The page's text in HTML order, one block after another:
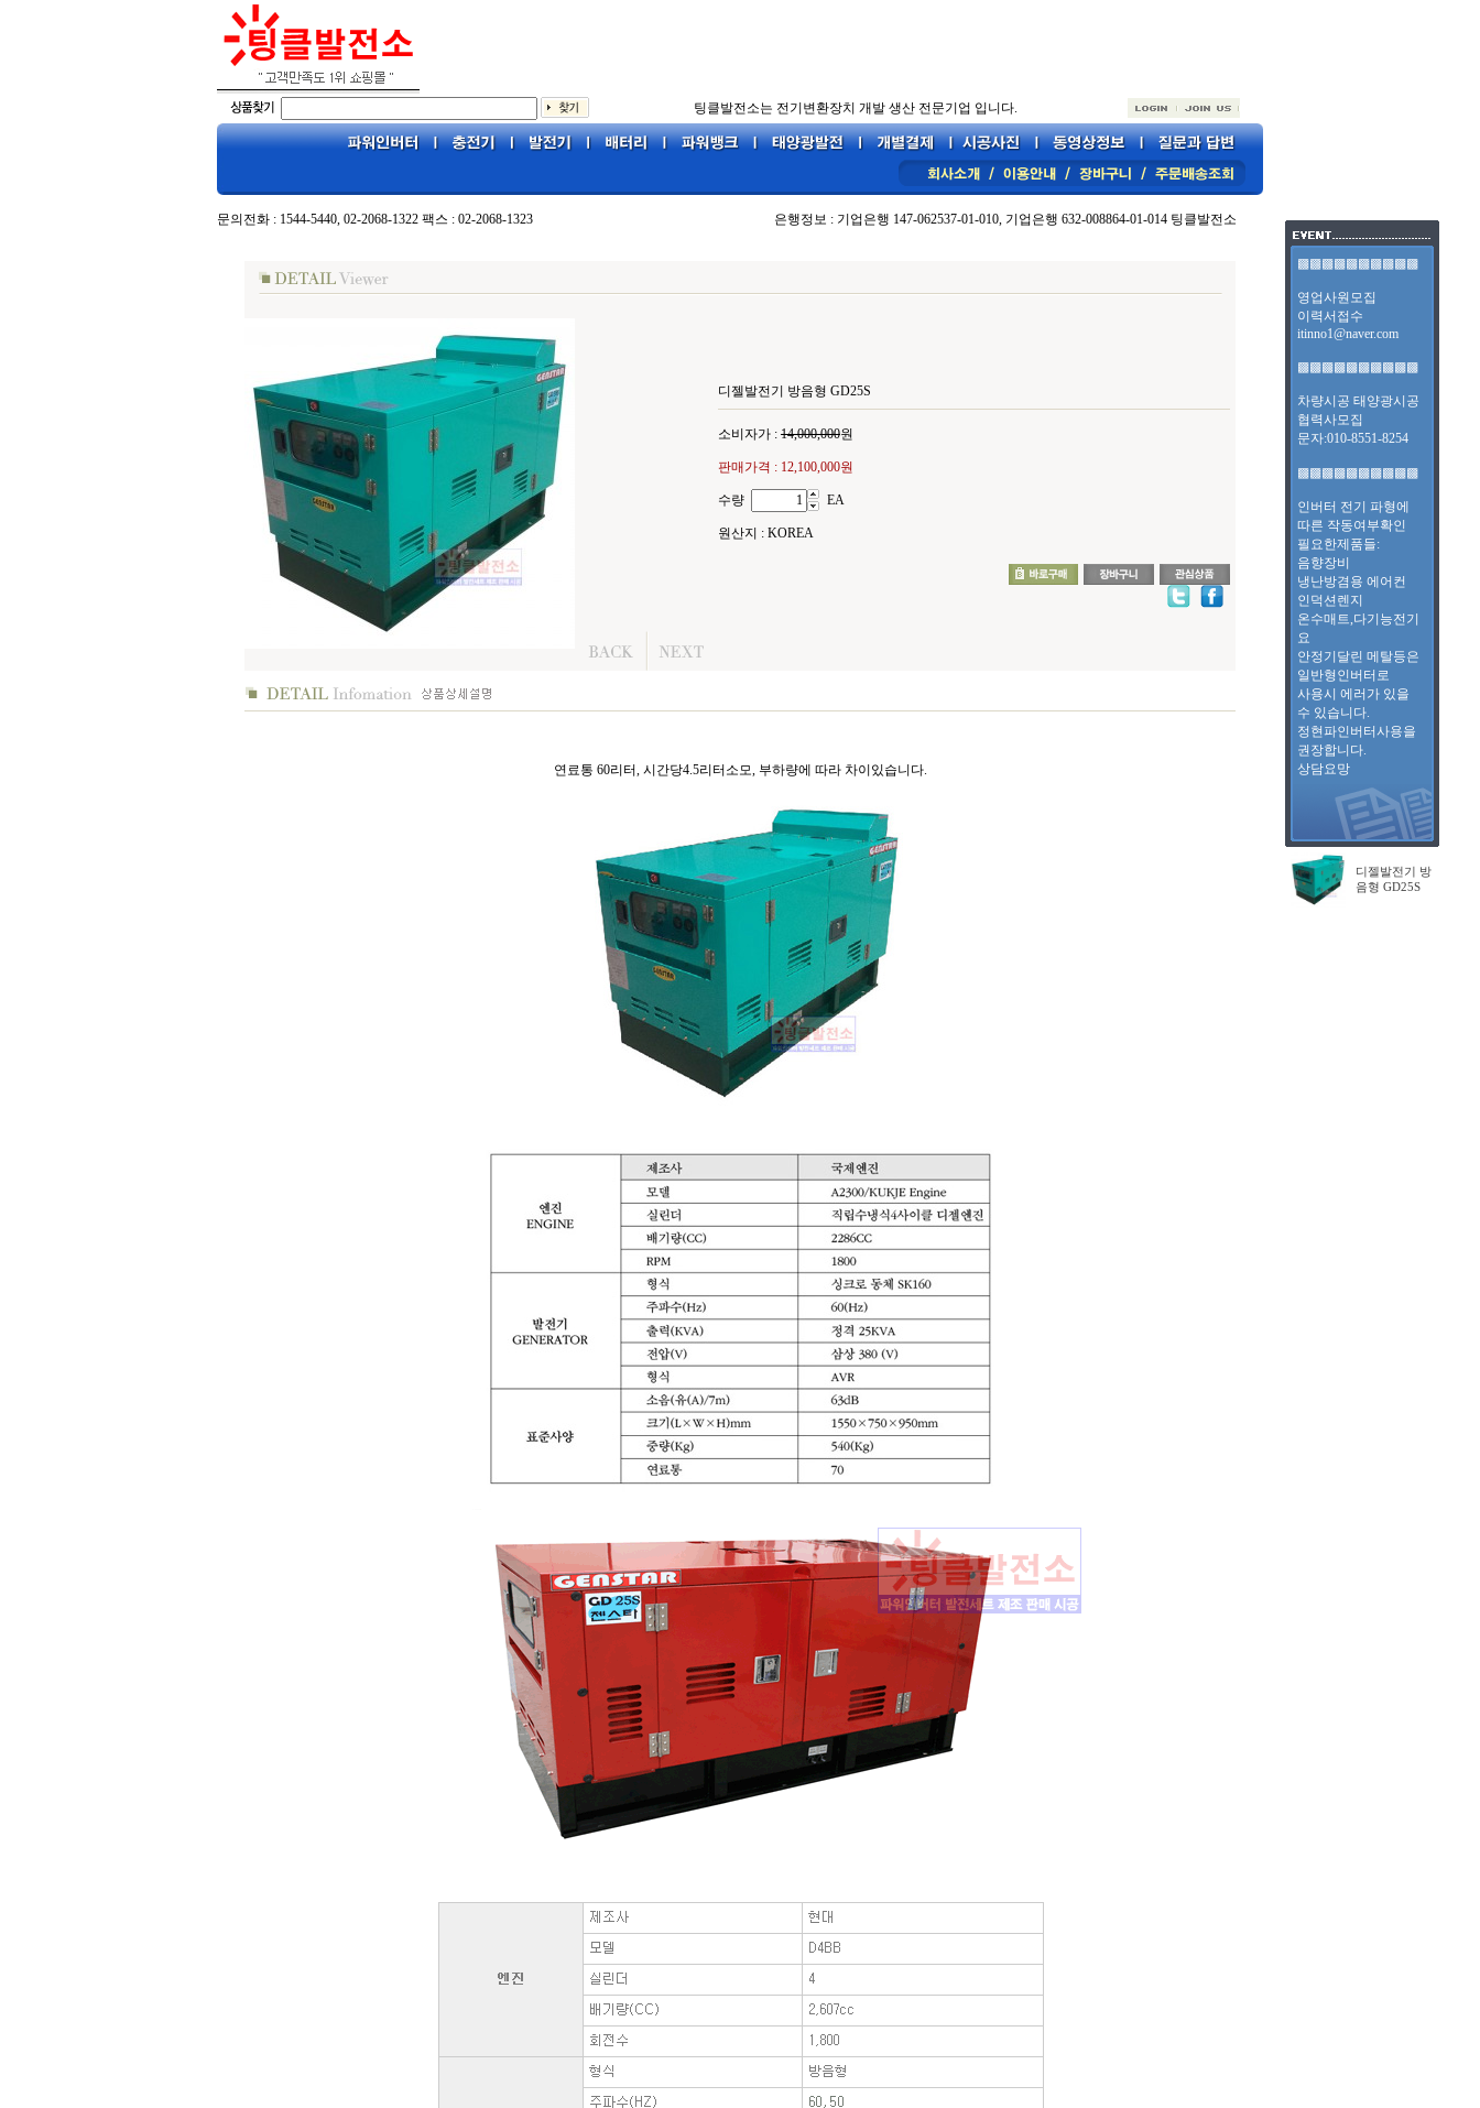
팅클발전소는 전기변환장치 개발 생산 전문기업 입니다.
문의전화 : 1544-5440, 02-2068-1322 팩스 : 02-2068-1323 은행정보 : 기업은행 147-062537-01-010, 기업은행 632-008864-01-014 팅클발전소
디젤발전기 방음형 GD25S
소비자가 : 14,000,000원
판매가격 : 12,100,000원
수량 EA
원산지 : KOREA
연료통 60리터, 시간당4.5리터소모, 부하량에 따라 차이있습니다.
▩▩▩▩▩▩▩▩▩▩
영업사원모집
이력서접수
itinno1@naver.com
▩▩▩▩▩▩▩▩▩▩
차량시공 태양광시공
협력사모집
문자:010-8551-8254
▩▩▩▩▩▩▩▩▩▩
인버터 전기 파형에
따른 작동여부확인
필요한제품들:
음향장비
냉난방겸용 에어컨
인덕션렌지
온수매트,다기능전기
요
안정기달린 메탈등은
일반형인버터로
사용시 에러가 있을
수 있습니다.
정현파인버터사용을
권장합니다.
상담요망
디젤발전기 방
음형 GD25S